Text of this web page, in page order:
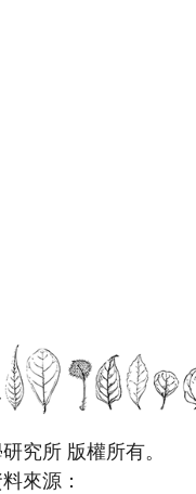
究所 版權所有。
來源：